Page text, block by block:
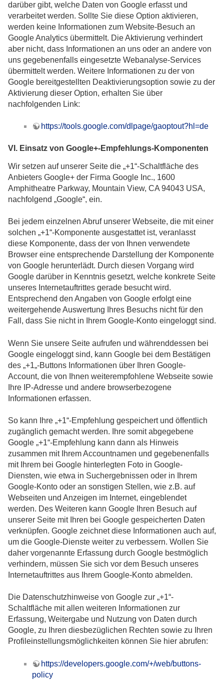
darüber gibt, welche Daten von Google erfasst und
verarbeitet werden. Sollte Sie diese Option aktivieren,
werden keine Informationen zum Website-Besuch an
Google Analytics übermittelt. Die Aktivierung verhindert
aber nicht, dass Informationen an uns oder an andere von
uns gegebenenfalls eingesetzte Webanalyse-Services
übermittelt werden. Weitere Informationen zu der von
Google bereitgestellten Deaktivierungsoption sowie zu der
Aktivierung dieser Option, erhalten Sie über
nachfolgenden Link:
https://tools.google.com/dlpage/gaoptout?hl=de
VI. Einsatz von Google+-Empfehlungs-Komponenten
Wir setzen auf unserer Seite die „+1“-Schaltfläche des
Anbieters Google+ der Firma Google Inc., 1600
Amphitheatre Parkway, Mountain View, CA 94043 USA,
nachfolgend „Google“, ein.
Bei jedem einzelnen Abruf unserer Webseite, die mit einer
solchen „+1“-Komponente ausgestattet ist, veranlasst
diese Komponente, dass der von Ihnen verwendete
Browser eine entsprechende Darstellung der Komponente
von Google herunterlädt. Durch diesen Vorgang wird
Google darüber in Kenntnis gesetzt, welche konkrete Seite
unseres Internetauftrittes gerade besucht wird.
Entsprechend den Angaben von Google erfolgt eine
weitergehende Auswertung Ihres Besuchs nicht für den
Fall, dass Sie nicht in Ihrem Google-Konto eingeloggt sind.
Wenn Sie unsere Seite aufrufen und währenddessen bei
Google eingeloggt sind, kann Google bei dem Bestätigen
des „+1„-Buttons Informationen über Ihren Google-
Account, die von Ihnen weiterempfohlene Webseite sowie
Ihre IP-Adresse und andere browserbezogene
Informationen erfassen.
So kann Ihre „+1“-Empfehlung gespeichert und öffentlich
zugänglich gemacht werden. Ihre somit abgegebene
Google „+1“-Empfehlung kann dann als Hinweis
zusammen mit Ihrem Accountnamen und gegebenenfalls
mit Ihrem bei Google hinterlegten Foto in Google-
Diensten, wie etwa in Suchergebnissen oder in Ihrem
Google-Konto oder an sonstigen Stellen, wie z.B. auf
Webseiten und Anzeigen im Internet, eingeblendet
werden. Des Weiteren kann Google Ihren Besuch auf
unserer Seite mit Ihren bei Google gespeicherten Daten
verknüpfen. Google zeichnet diese Informationen auch auf,
um die Google-Dienste weiter zu verbessern. Wollen Sie
daher vorgenannte Erfassung durch Google bestmöglich
verhindern, müssen Sie sich vor dem Besuch unseres
Internetauftrittes aus Ihrem Google-Konto abmelden.
Die Datenschutzhinweise von Google zur „+1“-
Schaltfläche mit allen weiteren Informationen zur
Erfassung, Weitergabe und Nutzung von Daten durch
Google, zu Ihren diesbezüglichen Rechten sowie zu Ihren
Profileinstellungsmöglichkeiten können Sie hier abrufen:
https://developers.google.com/+/web/buttons-
policy